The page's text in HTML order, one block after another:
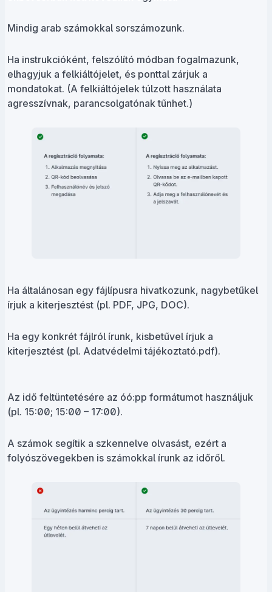
Mindig arab számokkal sorszámozunk.
Ha instrukcióként, felszólító módban fogalmazunk,
elhagyjuk a felkiáltójelet, és ponttal zárjuk a
mondatokat. (A felkiáltójelek túlzott használata
agresszívnak, parancsolgatónak tűnhet.)
Ha általánosan egy fájlípusra hivatkozunk, nagybetűkel
írjuk a kiterjesztést (pl. PDF, JPG, DOC).
Ha egy konkrét fájlról írunk, kisbetűvel írjuk a
kiterjesztést (pl. Adatvédelmi tájékoztató.pdf).
Az idő feltüntetésére az óó:pp formátumot használjuk
(pl. 15:00; 15:00 – 17:00).
A számok segítik a szkennelve olvasást, ezért a
folyószövegekben is számokkal írunk az időről.